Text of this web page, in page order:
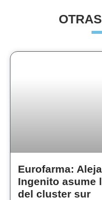
Eurofarma:
Ingenito asume
del cluster sur